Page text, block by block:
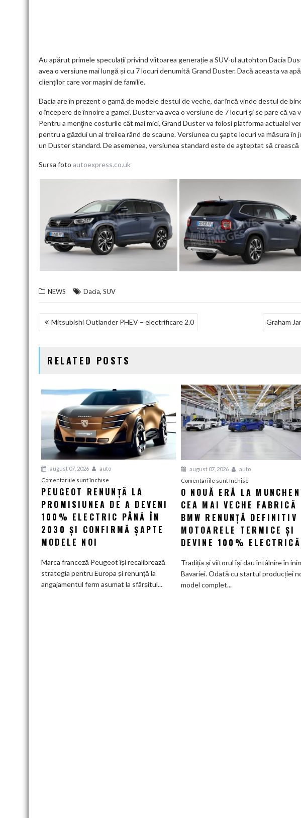
k
p
m
o
o
k
m
ar
ks
Au apărut primele speculații privind viitoarea generație a SUV-ul autohton Dacia
avea o versiune mai lungă și cu 7 locuri denumită Grand Duster. Dacă aceasta va
clienților care vor mașini de familie.
Dacia are în prezent o gamă de modele destul de veche, dar încă vinde destul de
o începere de înnoire a gamei. Duster va avea o versiune de 7 locuri și se pare că va
Pentru a menţine costurile cât mai mici, Grand Duster va folosi platforma actualei
pentru a găzdui un al treilea rând de scaune. Versiunea cu şapte locuri va măsura în
un Duster standard. De asemenea, versiunea standard este de aşteptat să crească
Sursa foto autoexpress.co.uk
NEWS Dacia, SUV
NAVIGARE
Mitsubishi Outlander PHEV – electrificare 2.0 Graham
RELATED POSTS
august 07, 2026
auto
Comentariile sunt închise
Peugeot
renunță
la
promisiunea
de
electric
PEUGEOT RENUNȚĂ LA
PROMISIUNEA DE A DEVENI
100% ELECTRIC PÂNĂ ÎN
2030 ȘI CONFIRMĂ ȘAPTE
MODELE NOI
Marca franceză Peugeot își recalibrează
strategia pentru Europa și renunță la
angajamentul ferm asumat la sfârșitul...
august 07, 2026
auto
Comentariile sunt închisepentru
O
nouă
eră
Munchen:
Cea
O NOUĂ ERĂ LA
CEA MAI VECHE FABRICĂ
BMW RENUNȚĂ DEFINITIV
MOTOARELE TERMICE ȘI
DEVINE 100% ELECTRICĂ
Tradiția și viitorul își dau întâlnire în
Bavariei. Odată cu startul producției
model complet...